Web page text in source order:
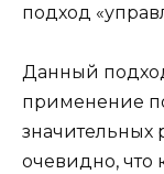
подход
Данный
применение
значительных
очевидно, что